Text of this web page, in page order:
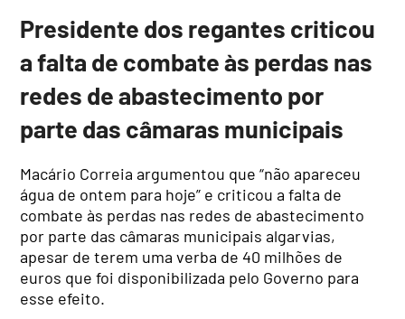
Presidente dos regantes criticou
a falta de combate às perdas nas
redes de abastecimento por
parte das câmaras municipais
Macário Correia argumentou que “não apareceu
água de ontem para hoje” e criticou a falta de
combate às perdas nas redes de abastecimento
por parte das câmaras municipais algarvias,
apesar de terem uma verba de 40 milhões de
euros que foi disponibilizada pelo Governo para
esse efeito.